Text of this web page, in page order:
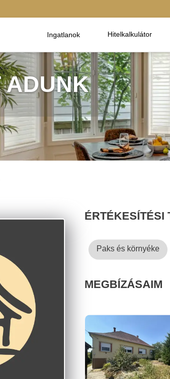
Ingatlanok Hitelkalkulátor
ADUNK
ÉRTÉKESÍTÉSI
Paks és környéke
MEGBÍZÁSAIM